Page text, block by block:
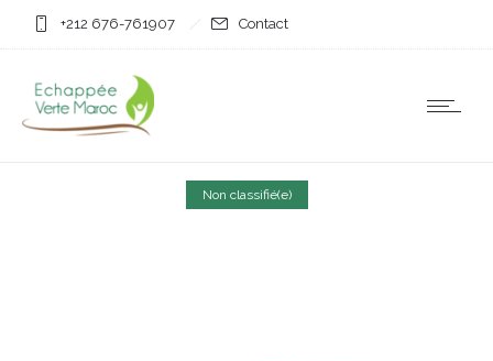
+212 676-761907 Contact
Non classifié(e)